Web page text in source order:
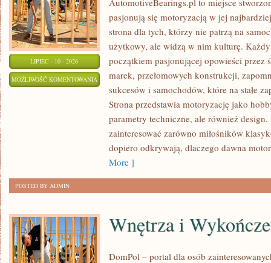
LIPIEC - 10 - 2026
MOŻLIWOŚĆ KOMENTOWANIA WYDARZENIA
SPOTKANIA
KLASYKÓW
AutomotiveBearings.pl to miejsce
pasjonują się motoryzacją w jej
strona dla tych, którzy nie patrzą na
użytkowy, ale widzą w nim kulturę.
początkiem pasjonującej opowieści przez
marek, przełomowych konstrukcji,
sukcesów i samochodów, które na stałe
Strona przedstawia motoryzację jako
parametry techniczne, ale również
zainteresować zarówno miłośników
dopiero odkrywają, dlaczego dawna
More ]
POSTED BY ADMIN
Wnętrza i
DomPol – portal dla osób